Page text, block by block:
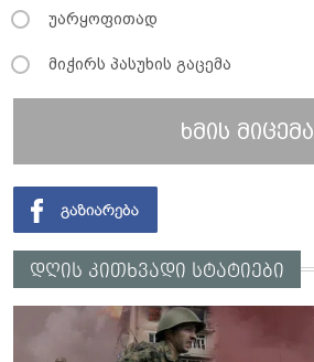
უარყოფითად
მიჭირს პასუხის გაცემა
ხმის მიცემა
დღის კითხვადი სტატიები